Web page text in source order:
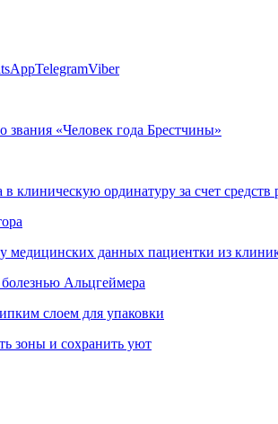
TelegramViber
звания «Человек года Брестчины»
ординатуру за счет средств
медицинских данных пациентки из
Альцгеймера
слоем для упаковки
зоны и сохранить уют